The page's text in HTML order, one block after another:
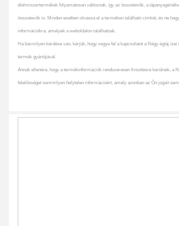
élelmiszertermékek folyamatosan változnak, így az összetevők, a
összetevők is. Minden esetben olvassa el a terméken található címkét, és ne
információkra, amelyek a weboldalon találhatóak.
Ha bármilyen kérdése van, kérjük, hogy vegye fel a kapcsolatot a Négy égtáj ízei
termék gyártójával.
Annak ellenére, hogy a termékinformációk rendszeresen frissítésre kerülnek, a
felelősséget semmilyen helytelen információért, amely azonban az Ön jogait